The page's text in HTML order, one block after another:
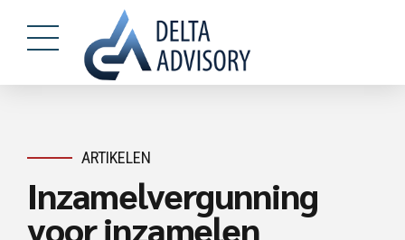
ARTIKELEN
Inzamelvergunning
voor inzamelen